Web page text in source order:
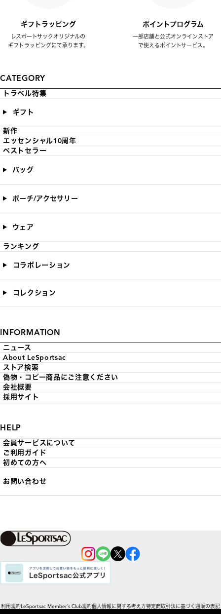
ギフトラッピング
レスポートサックオリジナルの
ギフトラッピングにて承ります。
ポイントプログラム
一部店舗と公式オンラインストア
で使えるポイントサービス。
CATEGORY
トラベル特集
ギフト
新作
エッセンシャル10周年
ベストセラー
バッグ
ポーチ/アクセサリー
ウェア
ランキング
コラボレーション
コレクション
INFORMATION
ニュース
About LeSportsac
ストア検索
偽物・コピー商品にご注意ください
会社概要
採用サイト
HELP
会員サービスについて
ご利用ガイド
初めての方へ
お問い合わせ
利用規約LeSportsac Member’s Club規約個人情報に関する考え方特定商取引法に基づく通販の表記